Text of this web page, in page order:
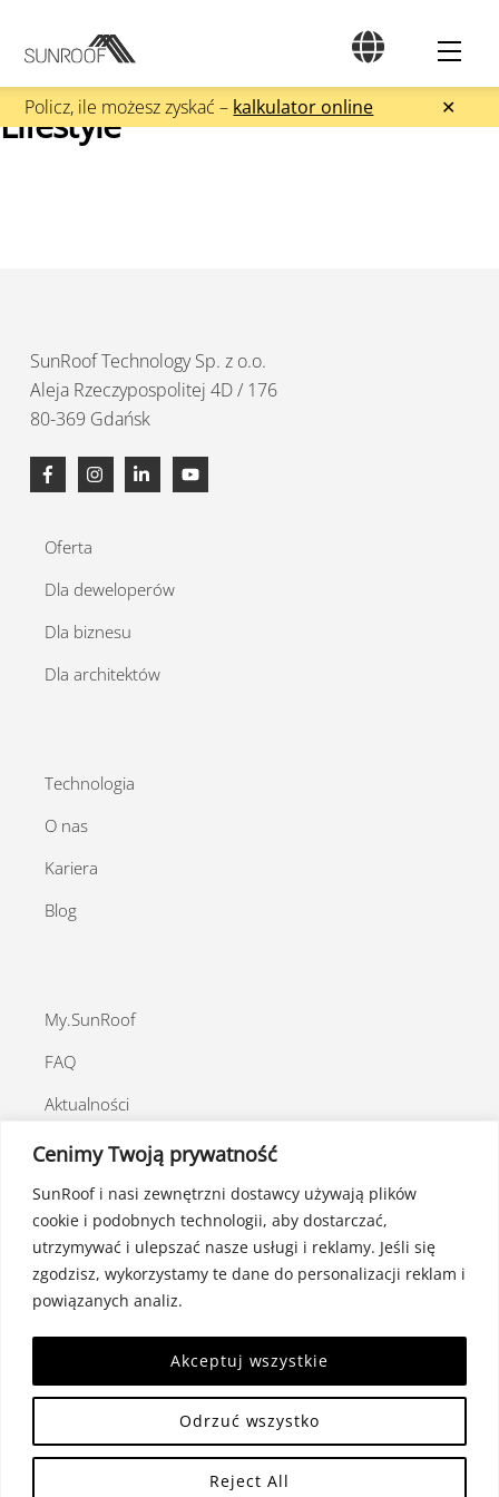
Cenimy Twoją prywatność
SunRoof i nasi zewnętrzni dostawcy używają plików
cookie i podobnych technologii, aby dostarczać,
utrzymywać i ulepszać nasze usługi i reklamy. Jeśli się
zgodzisz, wykorzystamy te dane do personalizacji reklam i
powiązanych analiz.
Odrzuć wszystko
Reject All
Akceptuj wszystkie
content
Policz, ile możesz zyskać – kalkulator online ✕
Lifestyle
SunRoof Technology Sp. z o.o.
Aleja Rzeczypospolitej 4D / 176
80-369 Gdańsk
Oferta
Dla deweloperów
Dla biznesu
Dla architektów
Technologia
O nas
Kariera
Blog
My.SunRoof
FAQ
Aktualności
Program poleceń
Kontakt
Polityka prywatności
Polityka Cookie
©Polska 2026